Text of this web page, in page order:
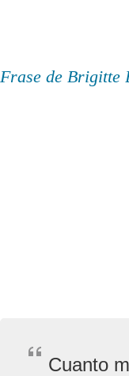
Frase de Brigitte
Cuanto